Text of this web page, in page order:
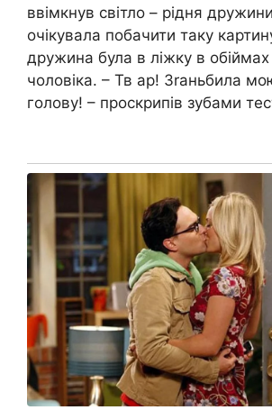
ввімкнув світло – рідня
очікувала побачити таку
дружина була в ліжку в обіймах
чоловіка. – Тв ар! Зrаньбила
голову! – проскрипів зубами